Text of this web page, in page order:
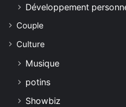
Développement
Couple
Culture
Musique
potins
Showbiz